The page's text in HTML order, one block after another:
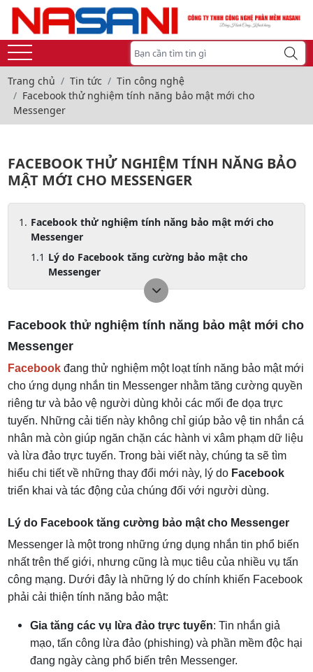
Trang chủ Tin tức
Tin công nghệ
Facebook thử nghiệm tính năng bảo mật mới cho
Messenger
FACEBOOK THỬ NGHIỆM TÍNH NĂNG BẢO
MẬT MỚI CHO MESSENGER
Facebook thử nghiệm tính năng bảo mật mới cho
Messenger
Lý do Facebook tăng cường bảo mật cho
Messenger
Những tính năng bảo mật mới trên Messenger
Cảnh báo khi phát hiện tin nhắn lừa đảo
Kiểm soát quyền riêng tư tốt hơn
Xóa tin nhắn tự động
Phản ứng của người dùng đối với các tính năng
mới
Hướng dẫn kích hoạt các tính năng bảo mật mới
trên Messenger
Facebook thử nghiệm tính năng bảo mật mới cho
Messenger
Facebook đang thử nghiệm một loạt tính năng bảo mật mới
cho ứng dụng nhắn tin Messenger nhằm tăng cường quyền
riêng tư và bảo vệ người dùng khỏi các mối đe dọa trực
tuyến. Những cải tiến này không chỉ giúp bảo vệ tin nhắn cá
nhân mà còn giúp ngăn chặn các hành vi xâm phạm dữ liệu
và lừa đảo trực tuyến. Trong bài viết này, chúng ta sẽ tìm
hiểu chi tiết về những thay đổi mới này, lý do Facebook
triển khai và tác động của chúng đối với người dùng.
Lý do Facebook tăng cường bảo mật cho Messenger
Messenger là một trong những ứng dụng nhắn tin phổ biến
nhất trên thế giới, nhưng cũng là mục tiêu của nhiều vụ tấn
công mạng. Dưới đây là những lý do chính khiến Facebook
phải cải thiện tính năng bảo mật:
Gia tăng các vụ lừa đảo trực tuyến: Tin nhắn giả
mạo, tấn công lừa đảo (phishing) và phần mềm độc hại
đang ngày càng phổ biến trên Messenger.